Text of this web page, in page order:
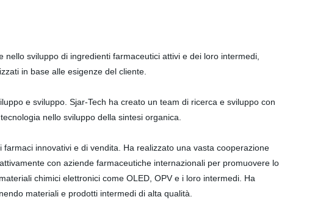
sviluppo di ingredienti farmaceutici attivi e dei loro intermedi,
in base alle esigenze del cliente.
e sviluppo. Sjar-Tech ha creato un team di ricerca e sviluppo con
nello sviluppo della sintesi organica.
innovativi e di vendita. Ha realizzato una vasta cooperazione
con aziende farmaceutiche internazionali per promuovere lo
chimici elettronici come OLED, OPV e i loro intermedi. Ha
materiali e prodotti intermedi di alta qualità.